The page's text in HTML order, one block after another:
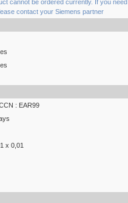
cannot be ordered currently. If you need
contact your Siemens partner
: EAR99
x 0,01